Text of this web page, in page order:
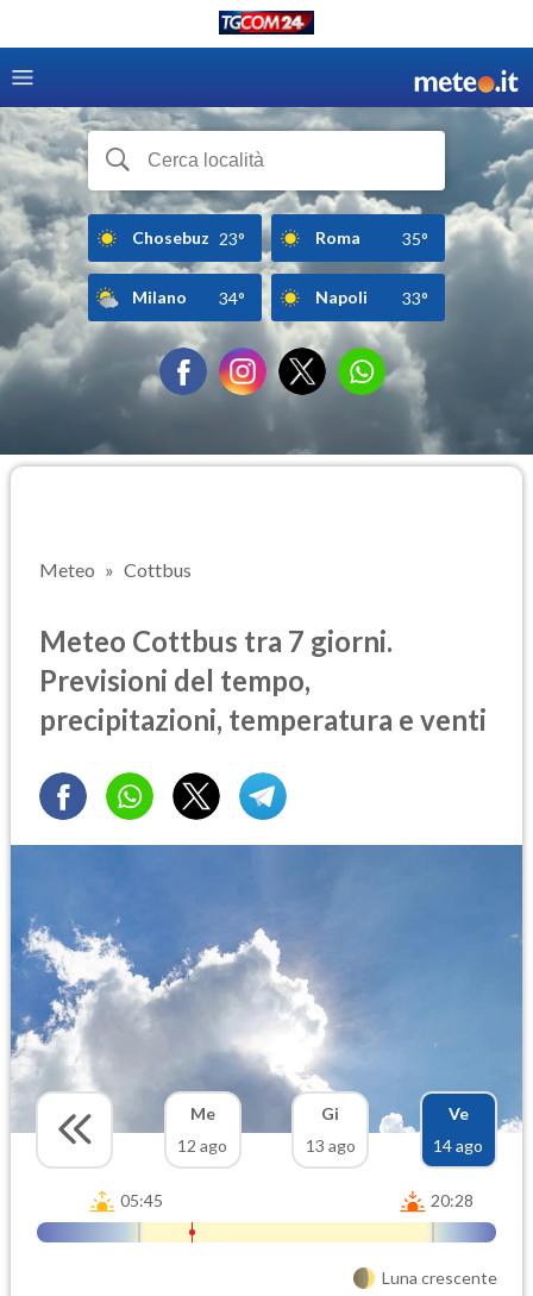
Chosebuz 23° Roma 35°
Milano 34° Napoli 33°
Meteo Cottbus
Meteo Cottbus tra 7 giorni.
Previsioni del tempo,
precipitazioni, temperatura e venti
Me
12 ago
Gi
13 ago
Ve
14 ago
05:45 20:28
Luna crescente